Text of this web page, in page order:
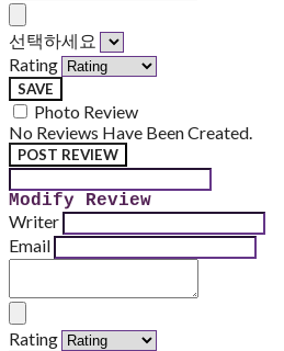
선택하세요
Rating
SAVE
Photo Review
No Reviews Have Been Created.
POST REVIEW
Modify Review
Writer
Email
Rating